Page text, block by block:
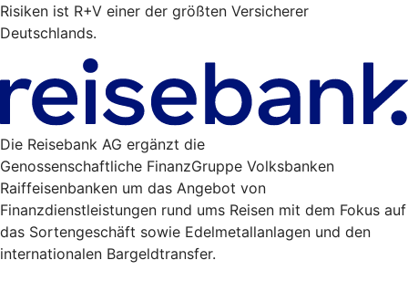
Risiken ist R+V einer der größten Versicherer
Deutschlands.
Die Reisebank AG ergänzt die
Genossenschaftliche FinanzGruppe Volksbanken
Raiffeisenbanken um das Angebot von
Finanzdienstleistungen rund ums Reisen mit dem Fokus auf
das Sortengeschäft sowie Edelmetallanlagen und den
internationalen Bargeldtransfer.